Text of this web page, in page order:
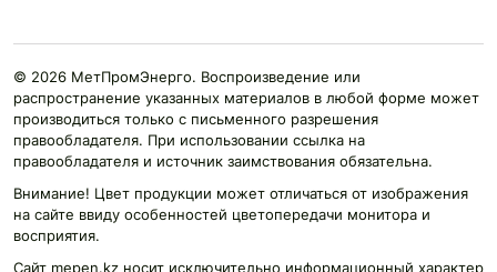
© 2026 МетПромЭнерго. Воспроизведение или
распространение указанных материалов в любой форме может
производиться только с письменного разрешения
правообладателя. При использовании ссылка на
правообладателя и источник заимствования обязательна.
Внимание! Цвет продукции может отличаться от изображения
на сайте ввиду особенностей цветопередачи монитора и
восприятия.
Сайт mepen.kz носит исключительно информационный характер